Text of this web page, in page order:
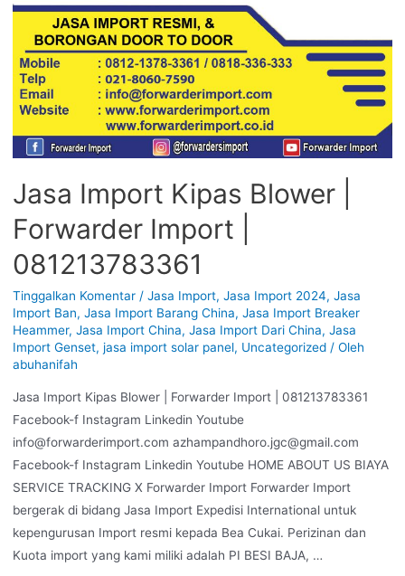
Jasa Import Kipas Blower |
Forwarder Import |
081213783361
Tinggalkan Komentar / Jasa Import, Jasa Import 2024, Jasa
Import Ban, Jasa Import Barang China, Jasa Import Breaker
Heammer, Jasa Import China, Jasa Import Dari China, Jasa
Import Genset, jasa import solar panel, Uncategorized/ Oleh
abuhanifah
Jasa Import Kipas Blower | Forwarder Import | 081213783361
Facebook-f Instagram Linkedin Youtube
info@forwarderimport.com azhampandhoro.jgc@gmail.com
Facebook-f Instagram Linkedin Youtube HOME ABOUT US BIAYA
SERVICE TRACKING X Forwarder Import Forwarder Import
bergerak di bidang Jasa Import Expedisi International untuk
kepengurusan Import resmi kepada Bea Cukai. Perizinan dan
Kuota import yang kami miliki adalah PI BESI BAJA, …